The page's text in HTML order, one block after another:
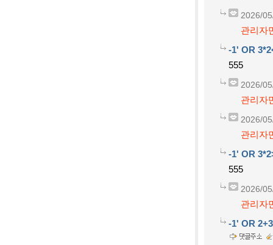
2026/
관리자
-1' OR
555
2026/
관리자
2026/
관리자
-1' OR
555
2026/
관리자
-1' OR